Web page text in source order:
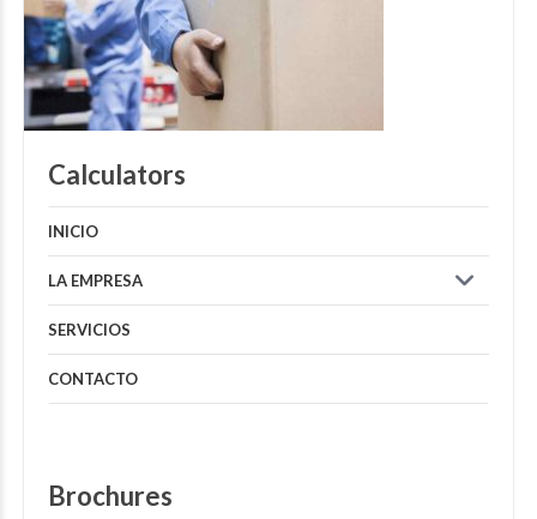
Calculators
INICIO
LA EMPRESA
SERVICIOS
CONTACTO
Brochures